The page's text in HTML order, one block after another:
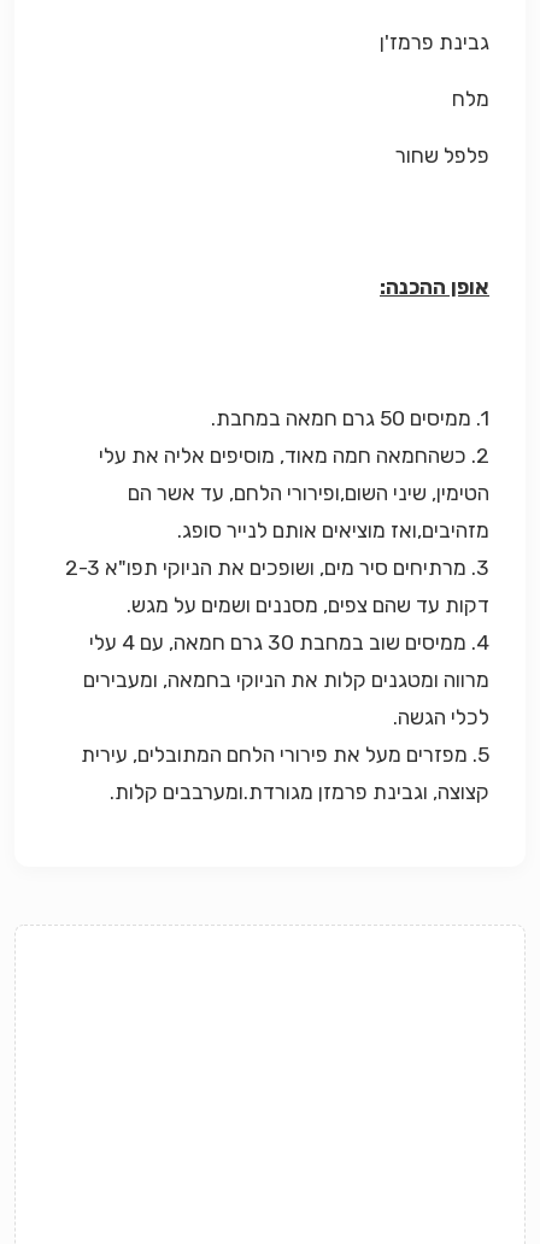
גבינת פרמז'ן
מלח
פלפל שחור
אופן ההכנה:
1. ממיסים 50 גרם חמאה במחבת.
2. כשהחמאה חמה מאוד, מוסיפים אליה את עלי
הטימין, שיני השום,ופירורי הלחם, עד אשר הם
מזהיבים,ואז מוציאים אותם לנייר סופג.
3. מרתיחים סיר מים, ושופכים את הניוקי תפו"א 2-3
דקות עד שהם צפים, מסננים ושמים על מגש.
4. ממיסים שוב במחבת 30 גרם חמאה, עם 4 עלי
מרווה ומטגנים קלות את הניוקי בחמאה, ומעבירים
לכלי הגשה.
5. מפזרים מעל את פירורי הלחם המתובלים, עירית
קצוצה, וגבינת פרמזן מגורדת.ומערבבים קלות.